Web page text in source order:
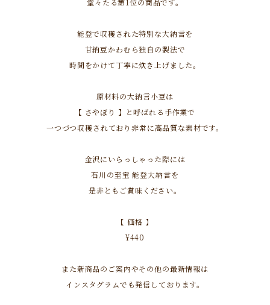
能登で収穫された特別な大納言を
甘納豆かわむら独自の製法で
時間をかけて丁寧に炊き上げました。
原材料の大納言小豆は
【 さやぼり 】と呼ばれる手作業で
一つづつ収穫されており非常に高品質な素材です。
金沢にいらっしゃった際には
石川の至宝 能登大納言を
是非ともご賞味ください。
【 価格 】
¥440
また新商品のご案内やその他の最新情報は
インスタグラムでも発信しております。